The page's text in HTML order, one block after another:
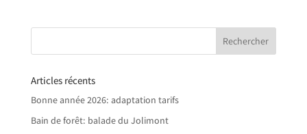
i
v
:
Articles récents
Bonne année 2026: adaptation tarifs
Bain de forêt: balade du Jolimont